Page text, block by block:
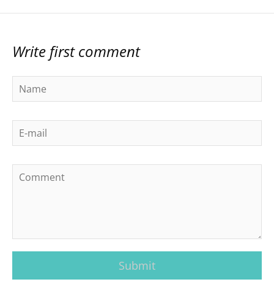
Write first comment